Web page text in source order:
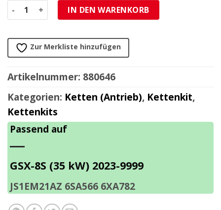
Kette 525 RK 525XRE 124L, XW-Ring, super-verstärkt, GB
IN DEN WARENKORB
Zur Merkliste hinzufügen
Artikelnummer: 880646
Kategorien: Ketten (Antrieb), Kettenkit,
Kettenkits
Passend auf
GSX-8S (35 kW) 2023-9999
JS1EM21AZ 6SA566 6XA782